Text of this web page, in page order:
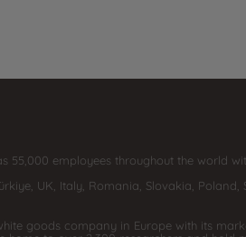
55,000 employees throughout the world
goods company in Europe with its